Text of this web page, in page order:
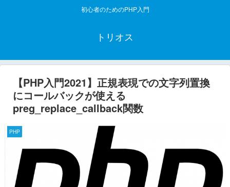
初心者のためのPHP入門
トリオス
【PHP入門2021】正規表現での文字列置換
にコールバックが使える
preg_replace_callback関数
PHP